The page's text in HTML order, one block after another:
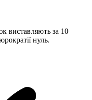
виставляють за 10
нуль.